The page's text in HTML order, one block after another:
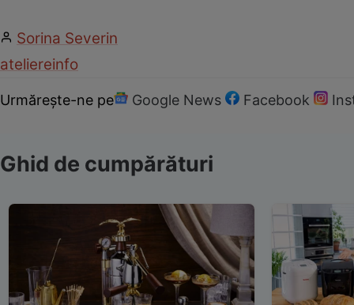
Sorina Severin
ateliereinfo
Urmărește-ne pe Google News Facebook
Ghid de cumpărături